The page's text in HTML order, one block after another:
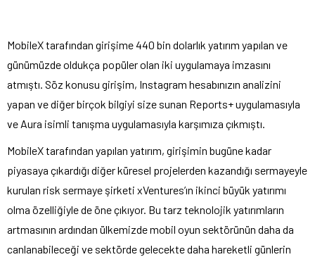
MobileX tarafından girişime 440 bin dolarlık yatırım yapılan ve
günümüzde oldukça popüler olan iki uygulamaya imzasını
atmıştı. Söz konusu girişim, Instagram hesabınızın analizini
yapan ve diğer birçok bilgiyi size sunan Reports+ uygulamasıyla
ve Aura isimli tanışma uygulamasıyla karşımıza çıkmıştı.
MobileX tarafından yapılan yatırım, girişimin bugüne kadar
piyasaya çıkardığı diğer küresel projelerden kazandığı sermayeyle
kurulan risk sermaye şirketi xVentures’ın ikinci büyük yatırımı
olma özelliğiyle de öne çıkıyor. Bu tarz teknolojik yatırımların
artmasının ardından ülkemizde mobil oyun sektörünün daha da
canlanabileceği ve sektörde gelecekte daha hareketli günlerin